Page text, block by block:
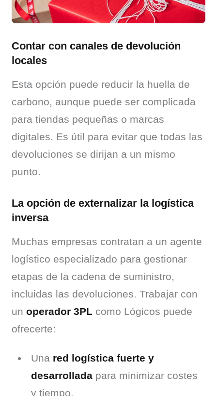
Contar con canales de devolución
locales
Esta opción puede reducir la huella de
carbono, aunque puede ser complicada
para tiendas pequeñas o marcas
digitales. Es útil para evitar que todas las
devoluciones se dirijan a un mismo
punto.
La opción de externalizar la logística
inversa
Muchas empresas contratan a un agente
logístico especializado para gestionar
etapas de la cadena de suministro,
incluidas las devoluciones. Trabajar con
un operador 3PL como Lógicos puede
ofrecerte:
Una red logística fuerte y
desarrollada para minimizar costes
y tiempo.